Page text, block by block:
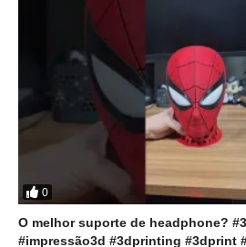
0
O melhor suporte de headphone?
#impressão3d #3dprinting #3dprint